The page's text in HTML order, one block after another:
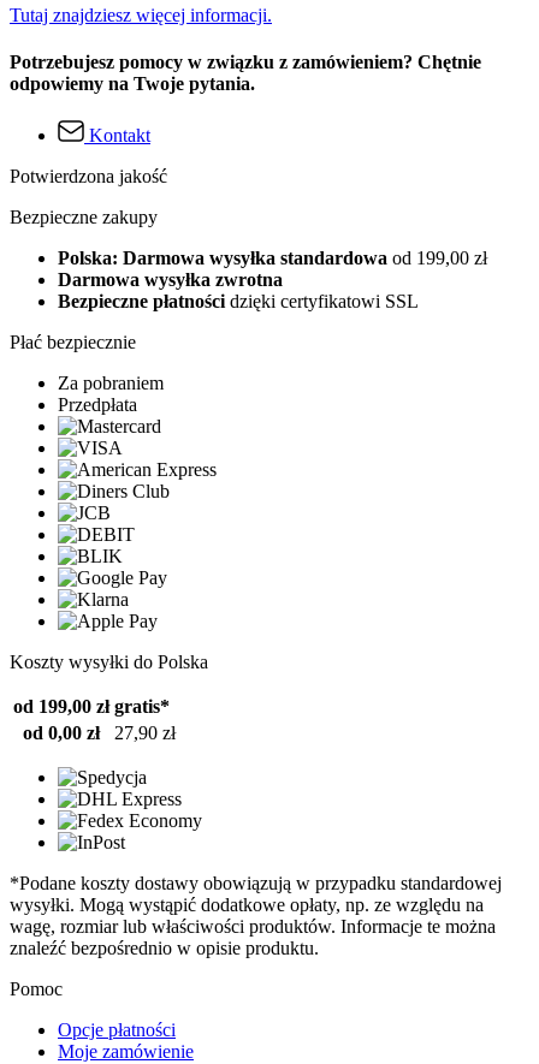
Tutaj znajdziesz więcej informacji.
Potrzebujesz pomocy w związku z zamówieniem? Chętnie
odpowiemy na Twoje pytania.
Kontakt
Potwierdzona jakość
Bezpieczne zakupy
Polska: Darmowa wysyłka standardowa od 199,00 zł
Darmowa wysyłka zwrotna
Bezpieczne płatności dzięki certyfikatowi SSL
Płać bezpiecznie
Za pobraniem
Przedpłata
Koszty wysyłki do Polska
od 199,00 zł gratis*
od 0,00 zł
27,90 zł
*Podane koszty dostawy obowiązują w przypadku standardowej
wysyłki. Mogą wystąpić dodatkowe opłaty, np. ze względu na
wagę, rozmiar lub właściwości produktów. Informacje te można
znaleźć bezpośrednio w opisie produktu.
Pomoc
Opcje płatności
Moje zamówienie